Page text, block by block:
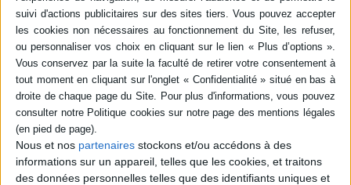
Nous et nos partenaires stockons et/ou accédons à des
informations sur un appareil, telles que les cookies, et traitons
des données personnelles telles que des identifiants uniques et
rallier son complice à ses convictions. Une seule volonté anime le héros
républicain : bâtir sa légende de son vivant. L'empire, va-t-il démontrer avec
éloquence, c'est la république qui monte sur le trône.
Jean d'Ormesson, en conférence à la librairie l'an dernier pour la sortie du
livre, nous racontait cet « instant où Bonaparte, adulé par les Français qu'il a
tirés de l'abîme, décide de devenir empereur. »
Écouter le podcast de la rencontre
alt :Widget Podcast Mollat